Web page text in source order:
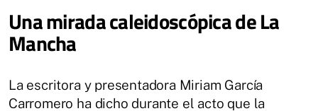
Una mirada caleidoscópica de La
Mancha
La escritora y presentadora Miriam García
Carromero ha dicho durante el acto que la